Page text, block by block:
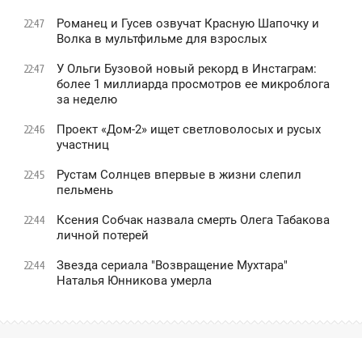
22:47
Романец и Гусев озвучат Красную Шапочку и
Волка в мультфильме для взрослых
22:47
У Ольги Бузовой новый рекорд в Инстаграм:
более 1 миллиарда просмотров ее микроблога
за неделю
22:46
Проект «Дом-2» ищет светловолосых и русых
участниц
22:45
Рустам Солнцев впервые в жизни слепил
пельмень
22:44
Ксения Собчак назвала смерть Олега Табакова
личной потерей
22:44
Звезда сериала "Возвращение Мухтара"
Наталья Юнникова умерла